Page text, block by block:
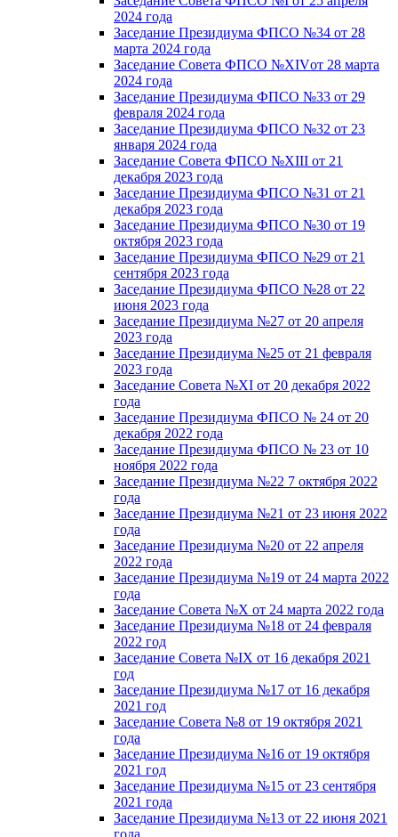
2024 года
Заседание Президиума ФПСО №34 от 28
марта 2024 года
Заседание Совета ФПСО №XIVот 28 марта
2024 года
Заседание Президиума ФПСО №33 от 29
февраля 2024 года
Заседание Президиума ФПСО №32 от 23
января 2024 года
Заседание Совета ФПСО №XIII от 21
декабря 2023 года
Заседание Президиума ФПСО №31 от 21
декабря 2023 года
Заседание Президиума ФПСО №30 от 19
октября 2023 года
Заседание Президиума ФПСО №29 от 21
сентября 2023 года
Заседание Президиума ФПСО №28 от 22
июня 2023 года
Заседание Президиума №27 от 20 апреля
2023 года
Заседание Президиума №25 от 21 февраля
2023 года
Заседание Совета №XI от 20 декабря 2022
года
Заседание Президиума ФПСО № 24 от 20
декабря 2022 года
Заседание Президиума ФПСО № 23 от 10
ноября 2022 года
Заседание Президиума №22 7 октября 2022
года
Заседание Президиума №21 от 23 июня 2022
года
Заседание Президиума №20 от 22 апреля
2022 года
Заседание Президиума №19 от 24 марта 2022
года
Заседание Совета №X от 24 марта 2022 года
Заседание Президиума №18 от 24 февраля
2022 год
Заседание Совета №IX от 16 декабря 2021
год
Заседание Президиума №17 от 16 декабря
2021 год
Заседание Совета №8 от 19 октября 2021
года
Заседание Президиума №16 от 19 октября
2021 год
Заседание Президиума №15 от 23 сентября
2021 года
Заседание Президиума №13 от 22 июня 2021
года